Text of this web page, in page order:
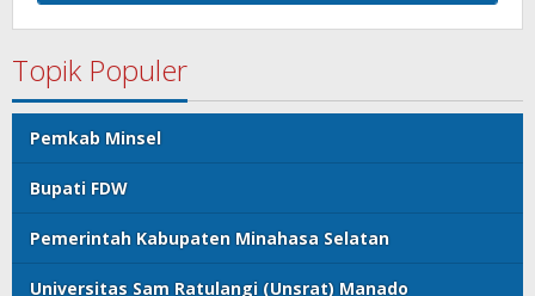
Topik Populer
Pemkab Minsel
Bupati FDW
Pemerintah Kabupaten Minahasa Selatan
Universitas Sam Ratulangi (Unsrat) Manado